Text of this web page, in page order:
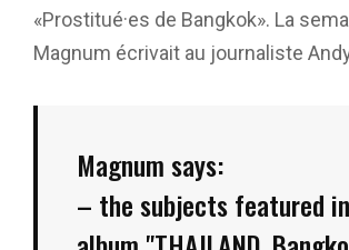
«Prostitué·es de Bangkok». La
Magnum écrivait au journaliste
Magnum says:
– the subjects featured